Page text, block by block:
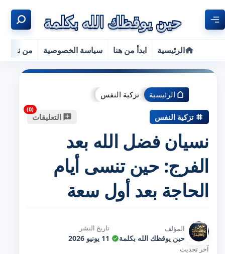
الرئيسية ابدأ من هنا سياسة الخصوصية من نحن
الرئيسية تزكية النفس
تزكية النفس التعليقات
نسيان فضل الله بعد
الفرج: حين تنسى أيام
الحاجة بعد أول سعة
المؤلف
حين يوقظك الله بكلمة
تاريخ النشر
11 يونيو 2026
آخر تحديث